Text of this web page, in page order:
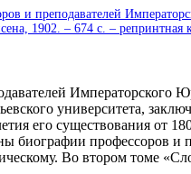
и преподавателей
1902. – 674 с. – репринтная
Императорского
университета,
его существования от
профессоров и
Во втором томе